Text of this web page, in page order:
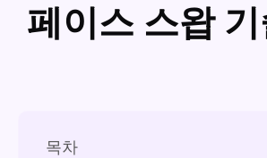
페이스 스왑
목차